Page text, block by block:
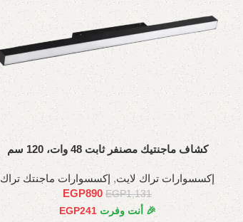
كشاف ماجنتيك مصنفر ثابت 48 وات، 120 سم
إكسسوارات تراك لايت, إكسسوارات ماجنتك تراك
EGP1,131
EGP890
🎉 أنت وفرت EGP241